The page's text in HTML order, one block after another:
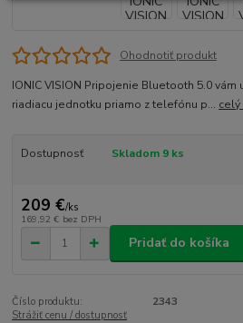
Ohodnotiť produkt
IONIC VISION Pripojenie Bluetooth 5.0
riadiacu jednotku priamo z telefónu p...
Dostupnosť Skladom 9 ks
209 €/ks
169,92 € bez DPH
Pridať do košíka
Číslo produktu:
2343
Strážiť cenu / dostupnosť